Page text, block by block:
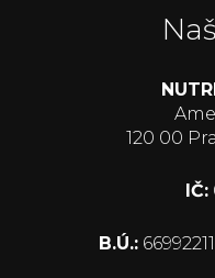
120 00
IČ:
B.Ú.: